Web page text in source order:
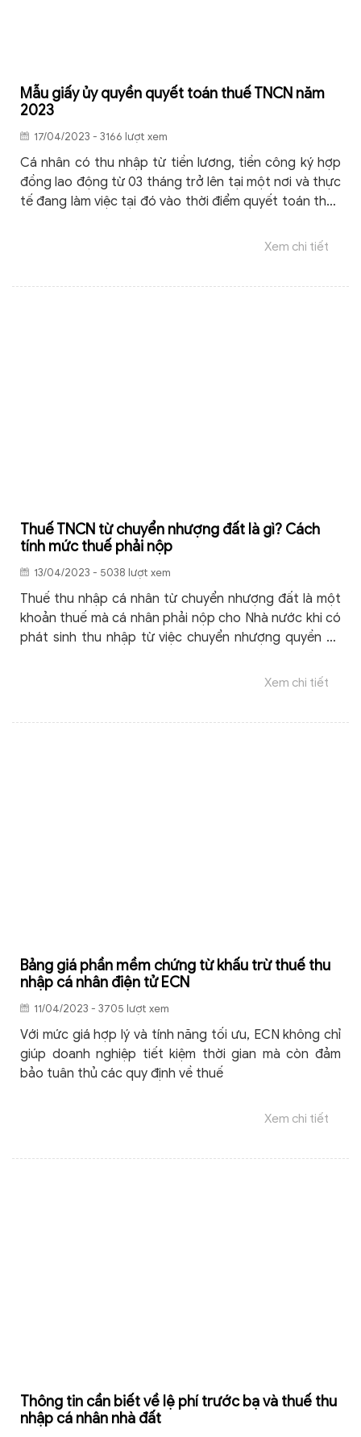
Mẫu giấy ủy quyền quyết toán thuế TNCN năm
2023
17/04/2023 - 3166 lượt xem
Cá nhân có thu nhập từ tiền lương, tiền công ký hợp
đồng lao động từ 03 tháng trở lên tại một nơi và thực
tế đang làm việc tại đó vào thời điểm quyết toán thuế
ủy quyền quyết toán thuế TNCN năm 2023 chính xác
Xem chi tiết
Thuế TNCN từ chuyển nhượng đất là gì? Cách
tính mức thuế phải nộp
13/04/2023 - 5038 lượt xem
Thuế thu nhập cá nhân từ chuyển nhượng đất là một
khoản thuế mà cá nhân phải nộp cho Nhà nước khi có
phát sinh thu nhập từ việc chuyển nhượng quyền sử
Xem chi tiết
Bảng giá phần mềm chứng từ khấu trừ thuế thu
nhập cá nhân điện tử ECN
11/04/2023 - 3705 lượt xem
Với mức giá hợp lý và tính năng tối ưu, ECN không chỉ
giúp doanh nghiệp tiết kiệm thời gian mà còn đảm
bảo tuân thủ các quy định về thuế
Xem chi tiết
Thông tin cần biết về lệ phí trước bạ và thuế thu
nhập cá nhân nhà đất